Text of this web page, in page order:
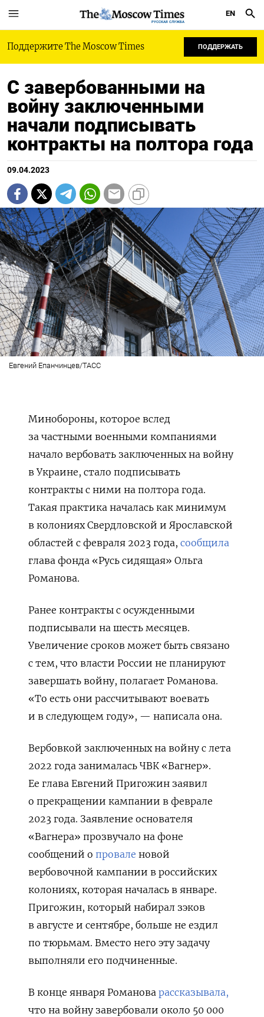
РУССКАЯ СЛУЖБА
EN
Поддержите The Moscow Times ПОДДЕРЖАТЬ
С завербованными на
войну заключенными
начали подписывать
контракты на полтора года
09.04.2023
Евгений Епанчинцев/ТАСС
Минобороны, которое вслед
за частными военными компаниями
начало вербовать заключенных на войну
в Украине, стало подписывать
контракты с ними на полтора года.
Такая практика началась как минимум
в колониях Свердловской и Ярославской
областей с февраля 2023 года, сообщила
глава фонда «Русь сидящая» Ольга
Романова.
Ранее контракты с осужденными
подписывали на шесть месяцев.
Увеличение сроков может быть связано
с тем, что власти России не планируют
завершать войну, полагает Романова.
«То есть они рассчитывают воевать
и в следующем году», — написала она.
Вербовкой заключенных на войну с лета
2022 года занималась ЧВК «Вагнер».
Ее глава Евгений Пригожин заявил
о прекращении кампании в феврале
2023 года. Заявление основателя
«Вагнера» прозвучало на фоне
сообщений о провале новой
вербовочной кампании в российских
колониях, которая началась в январе.
Пригожин, который набирал зэков
в августе и сентябре, больше не ездил
по тюрьмам. Вместо него эту задачу
выполняли его подчиненные.
В конце января Романова рассказывала,
что на войну завербовали около 50 000